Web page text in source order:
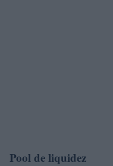
Pool de liquidez